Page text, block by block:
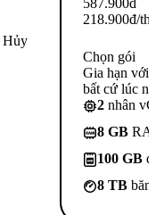
Hủy
587.900đ
218.900đ/th
Chọn gói
Gia hạn với
bất cứ lúc
2 nhân
8 GB
100 GB
8 TB